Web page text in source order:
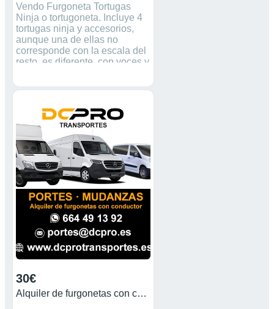
Vendo Furgoneta Tortugas
Ninja o tortugoneta. Incluye 4
tortugas ninja y accesorios,
aunque una de ellas no
corresponde con la escala del
resto, es diferente, con voces y
estado, casi sin uso
30€
Alquiler de furgonetas con conductor